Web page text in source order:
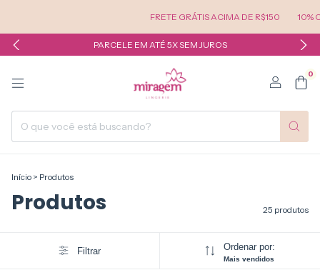
FRETE GRÁTIS ACIMA DE R$150 10% OFF NA
PARCELE EM ATÉ 5X SEM JUROS
0
Início > Produtos
Produtos 25 produtos
Filtrar Ordenar por:
Mais vendidos